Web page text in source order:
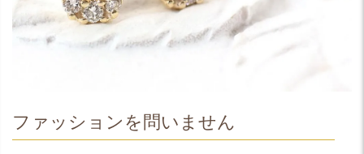
ファッションを問いません